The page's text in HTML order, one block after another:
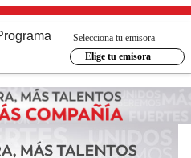
Selecciona tu emisora
Elige tu emisora